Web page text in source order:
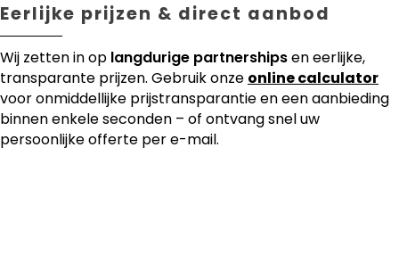
Eerlijke prijzen & direct aanbod
Wij zetten in op langdurige partnershipsen eerlijke,
transparante prijzen. Gebruik onze online calculator
voor onmiddellijke prijstransparantie en een aanbieding
binnen enkele seconden – of ontvang snel uw
persoonlijke offerte per e-mail.